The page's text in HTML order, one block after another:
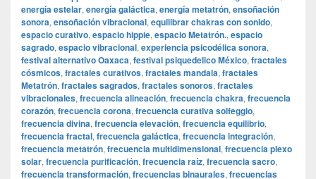
energía estelar, energía galáctica, energía metatrón, ensoñación
sonora, ensoñación vibracional, equilibrar chakras con sonido,
espacio curativo, espacio hippie, espacio Metatrón., espacio
sagrado, espacio vibracional, experiencia psicodélica sonora,
festival alternativo Oaxaca, festival psiquedelico México, fractales
cósmicos, fractales curativos, fractales mandala, fractales
Metatrón, fractales sagrados, fractales sonoros, fractales
vibracionales, frecuencia alineación, frecuencia chakra, frecuencia
corazón, frecuencia corona, frecuencia curativa solfeggio,
frecuencia divina, frecuencia elevación, frecuencia equilibrio,
frecuencia fractal, frecuencia galáctica, frecuencia integración,
frecuencia metatrón, frecuencia multidimensional, frecuencia plexo
solar, frecuencia purificación, frecuencia raíz, frecuencia sacro,
frecuencia transformación, frecuencias binaurales, frecuencias